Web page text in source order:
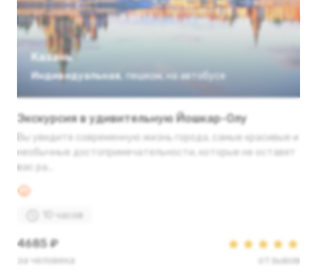
Казань
Индивидуальная пешком на автобусе
Экскурсия в удивительную Йошкар-Олу
Вы увидите современную жизнь города, самые красивые и
необычные достопримечательности, которые не оставят
вас ра...
10 часов
4685 ₽
за человека отзывов